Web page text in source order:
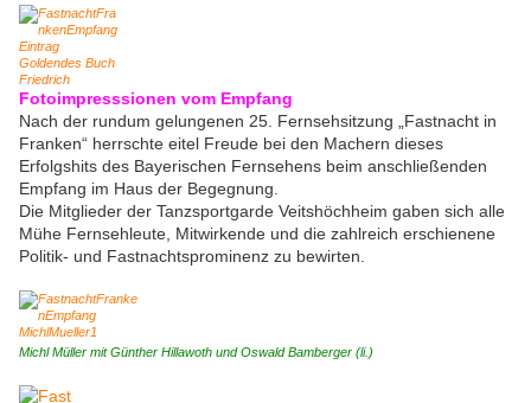
Fotoimpresssionen vom Empfang
Nach der rundum gelungenen 25. Fernsehsitzung „Fastnacht in
Franken“ herrschte eitel Freude bei den Machern dieses
Erfolgshits des Bayerischen Fernsehens beim anschließenden
Empfang im Haus der Begegnung.
Die Mitglieder der Tanzsportgarde Veitshöchheim gaben sich alle
Mühe Fernsehleute, Mitwirkende und die zahlreich erschienene
Politik- und Fastnachtsprominenz zu bewirten.
Michl Müller mit Günther Hillawoth und Oswald Bamberger (li.)